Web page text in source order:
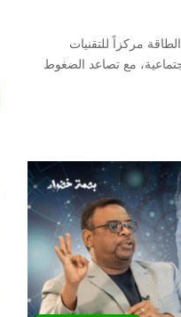
مركزاً للتقنيات
مع تصاعد الضغوط